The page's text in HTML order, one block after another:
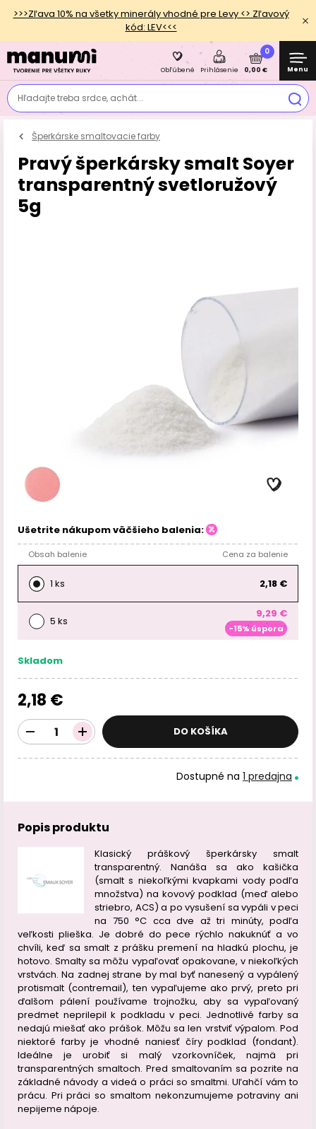
>>>Zľava 10% na všetky minerály vhodné pre Levy <> Zľavový
kód: LEV<<<
Hľadajte treba srdce, achát...
Obľúbené Prihlásenie
0
0,00 € Menu
Šperkárske smaltovacie farby
Pravý šperkársky smalt Soyer
transparentný svetloružový
5g
Ušetrite nákupom väčšieho balenia:
Obsah balenie Cena za balenie
1 ks 2,18 €
5 ks
9,29 €
-15% úspora
Skladom
2,18 €
DO KOŠÍKA
Dostupné na 1 predajna
Popis produktu
Klasický práškový šperkársky smalt
transparentný. Nanáša sa ako kašička
(smalt s niekoľkými kvapkami vody podľa
množstva) na kovový podklad (meď alebo
striebro, ACS) a po vysušení sa vypáli v peci
na 750 °C cca dve až tri minúty, podľa
veľkosti plieška. Je dobré do pece rýchlo nakuknúť a vo
chvíli, keď sa smalt z prášku premení na hladkú plochu, je
hotovo. Smalty sa môžu vypaľovať opakovane, v niekoľkých
vrstvách. Na zadnej strane by mal byť nanesený a vypálený
protismalt (contremail), ten vypaľujeme ako prvý, preto pri
ďalšom pálení používame trojnožku, aby sa vypaľovaný
predmet neprilepil k podkladu v peci. Jednotlivé farby sa
nedajú miešať ako prášok. Môžu sa len vrstviť výpalom. Pod
niektoré farby je vhodné naniesť číry podklad (fondant).
Ideálne je urobiť si malý vzorkovníček, najmä pri
transparentných smaltoch. Pred smaltovaním sa pozrite na
základné návody a videá o práci so smaltmi. Uľahčí vám to
prácu. Pri práci so smaltom nekonzumujeme potraviny ani
nepijeme nápoje.